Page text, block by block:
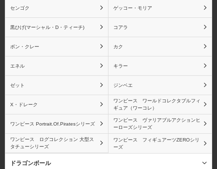
ゴーイング・メリー号 ペローナ
ユースタス・キッド
青雉(クザン)
センゴク ゲッコー・モリア
黒ひげ(マーシャル・D・ティーチ) コアラ
ボン・クレー カク
エネル キラー
ゼット ジンベエ
X・ドレーク
ワンピース ワールドコレクタブルフィ
ギュア（ワーコレ）
ワンピース Portrait.Of.Piratesシリーズ
ワンピース ヴァリアブルアクションヒ
ーローズシリーズ
ワンピース ログコレクション 大型ス
タチューシリーズ
ワンピース フィギュアーツZEROシリ
ーズ
ドラゴンボール